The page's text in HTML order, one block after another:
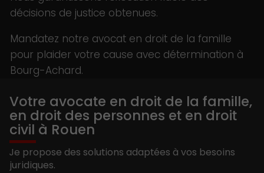
décisions de justice obtenues.
Mandatez notre avocat en droit de la famille
pour plaider votre cause avec détermination à
Bourg-Achard.
Votre avocate en droit de la famille,
en droit des personnes et en droit
civil à Rouen
Je propose des solutions adaptées à vos besoins
juridiques.